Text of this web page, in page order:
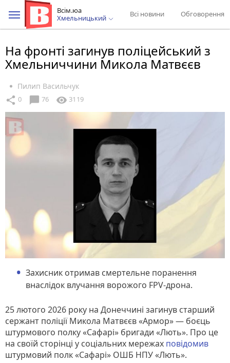
Всім.юа
Хмельницький
Всі новини Обговорення
На фронті загинув поліцейський з
Хмельниччини Микола Матвєєв
Пилип Васильчук
share 0 chat_bubble 76 visibility 3119
Захисник отримав смертельне поранення
внаслідок влучання ворожого FPV-дрона.
25 лютого 2026 року на Донеччині загинув старший
сержант поліції Микола Матвєєв «Армор» — боєць
штурмового полку «Сафарі» бригади «Лють». Про це
на своїй сторінці у соціальних мережах повідомив
штурмовий полк «Сафарі» ОШБ НПУ «Лють».